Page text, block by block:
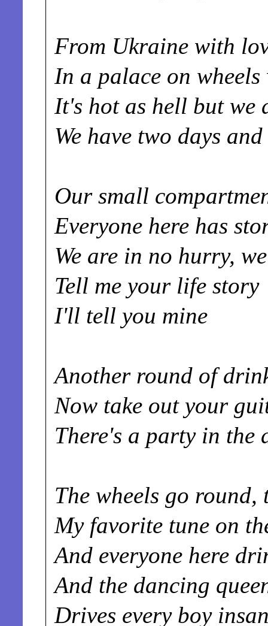
From Ukraine with
In a palace on
It's hot as hell but we
We have two days
Our small
Everyone here has
We are in no hurry,
Tell me your life story
I'll tell you mine
Another round of
Now take out your
There's a party in the
The wheels go round,
My favorite tune on
And everyone here
And the dancing
Drives every boy